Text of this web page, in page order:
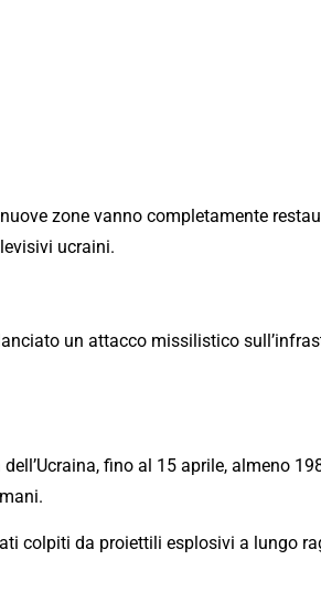
zone vanno completamente
ucraini.
un attacco missilistico
fino al 15 aprile, almeno
colpiti da proiettili esplosivi a lungo